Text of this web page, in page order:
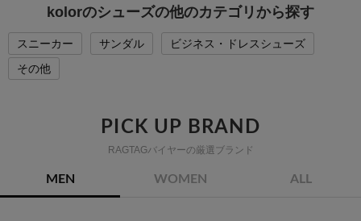
kolorのシューズの他のカテゴリから探す
スニーカー サンダル
ビジネス・ドレスシューズ
その他
PICK UP BRAND
RAGTAGバイヤーの厳選ブランド
MEN WOMEN ALL